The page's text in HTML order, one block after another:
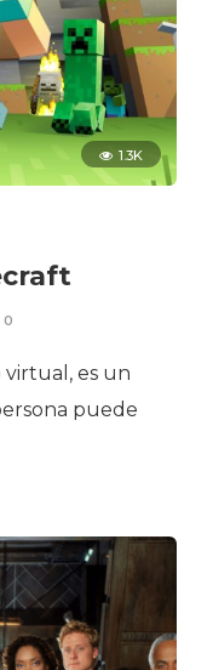
1.3K
0
es un
puede